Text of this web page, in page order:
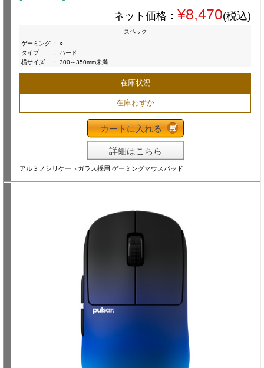
ネット価格： ¥8,470(税込)
スペック
ゲーミング :
○
タイプ
:
ハード
横サイズ
: 300～350mm未満
在庫状況
在庫わずか
カートに入れる
詳細はこちら
アルミノシリケートガラス採用 ゲーミングマウスパッド